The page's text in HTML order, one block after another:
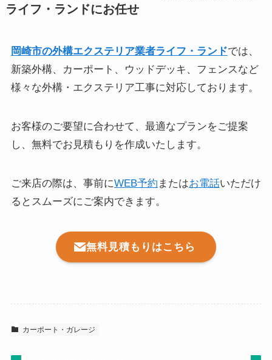
ライフ・ランドにお任せ
岡崎市の外構エクステリア業者ライフ・ランドでは、
新築外構、カーポート、ウッドデッキ、フェンスなど
様々な外構・エクステリア工事に対応しております。
お客様のご要望に合わせて、最適なプランをご提案
し、無料でお見積もりを作成いたします。
ご来店の際は、事前にWEB予約 またはお電話いただけ
るとスムーズにご案内できます。
無料見積もりはこちら
カーポート・ガレージ